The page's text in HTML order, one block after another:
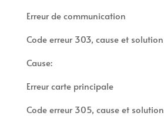
Erreur de communication
Code erreur 303, cause et solution
Cause:
Erreur carte principale
Code erreur 305, cause et solution